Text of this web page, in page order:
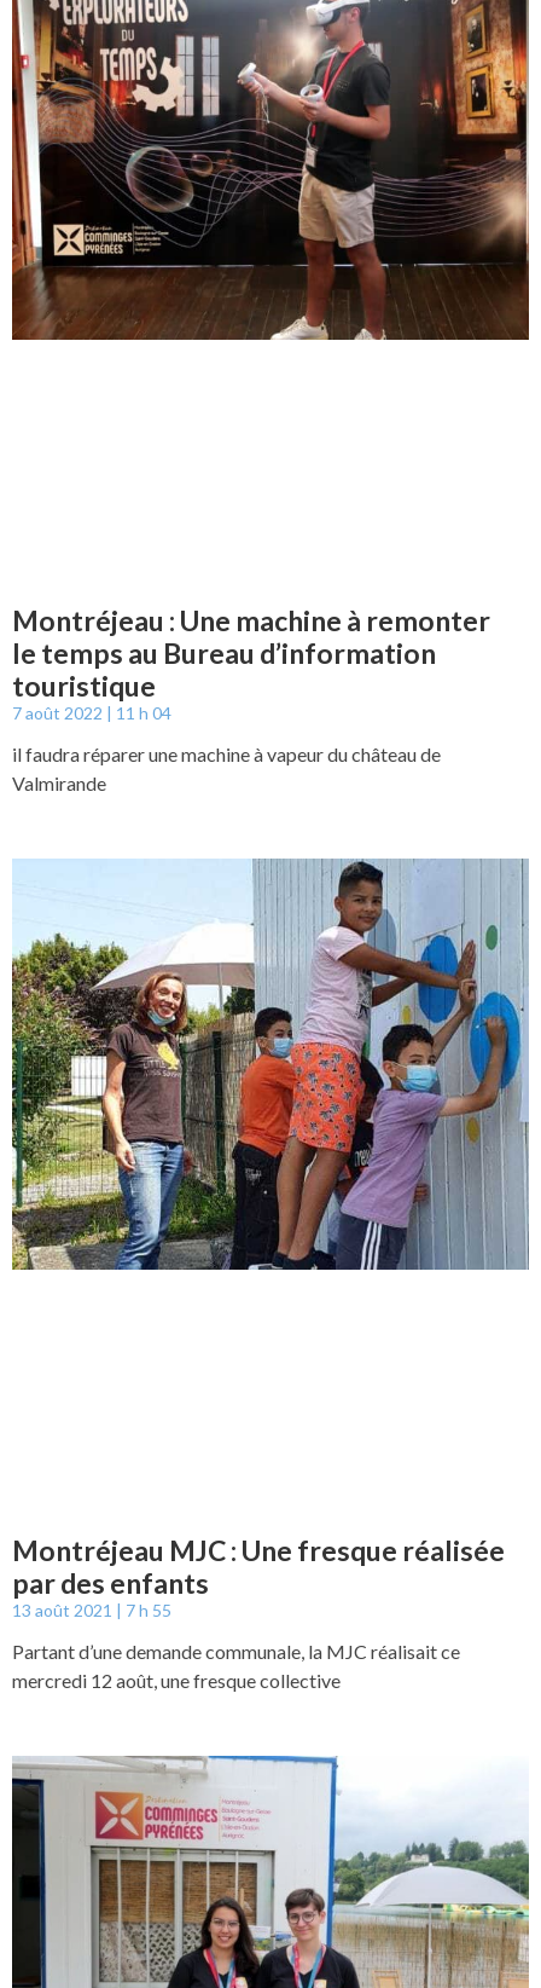
Montréjeau : Une machine à remonter
le temps au Bureau d’information
touristique
7 août 2022 11 h 04
il faudra réparer une machine à vapeur du château de
Valmirande
Montréjeau MJC : Une fresque réalisée
par des enfants
13 août 2021 7 h 55
Partant d’une demande communale, la MJC réalisait ce
mercredi 12 août, une fresque collective